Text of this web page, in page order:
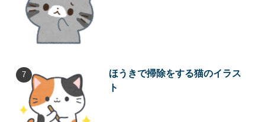
ほうきで掃除をする猫のイラス
ト